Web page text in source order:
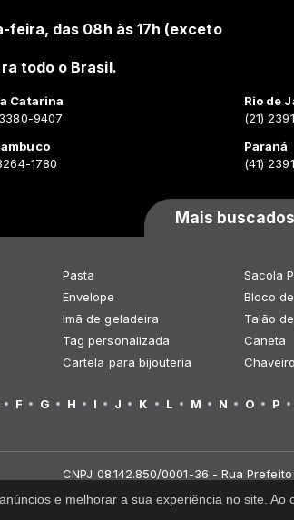
feira, das 08h às 17h (exceto
todo o Brasil.
Catarina
9407
1780
Rio de
(21)
Paraná
(41)
Mais buscados
Pasta
Envelope
Imã de geladeira
Tag personalizada
Cartela para bijouteria
Sacola
Bloco
Talão
Caneta
Chaveiro
F G H I J K L M N O P
CNPJ 08.142.850/0001-36 - Rua
e melhorar a sua experiência no site.